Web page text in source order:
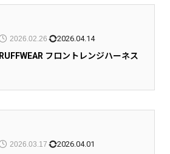
2026.02.26 2026.04.14
RUFFWEAR フロントレンジハーネス
2026.03.17 2026.04.01